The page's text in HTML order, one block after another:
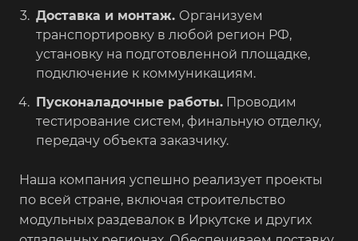
Доставка и монтаж. Организуем
транспортировку в любой регион РФ,
установку на подготовленной площадке,
подключение к коммуникациям.
Пусконаладочные работы. Проводим
тестирование систем, финальную отделку,
передачу объекта заказчику.
Наша компания успешно реализует проекты
по всей стране, включая строительство
модульных раздевалок в Иркутске и других